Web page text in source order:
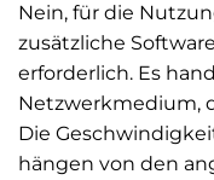
Nein, für die
zusätzliche
erforderlich. Es
Netzwerkmedium,
Die
hängen von den